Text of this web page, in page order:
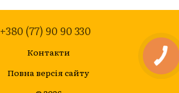
+380 (77) 90 90 330
Контакти
Повна версія сайту